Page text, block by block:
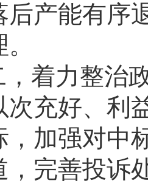
后产能有序
，着力整治
次充好、利
，加强对中
，完善投诉